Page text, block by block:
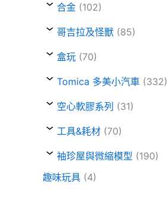
合金 (102)
哥吉拉及怪獸 (85)
盒玩 (70)
Tomica 多美小汽車 (332)
空心軟膠系列 (31)
工具&耗材 (70)
袖珍屋與微縮模型 (190)
趣味玩具 (4)